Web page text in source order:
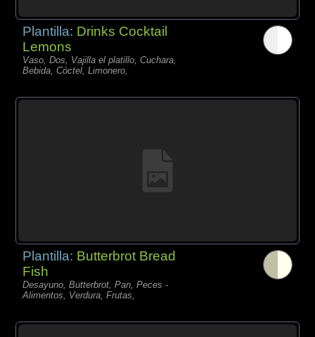
Plantilla: Drinks Cocktail
Lemons
Vaso, Dos, Vajilla el platillo, Cuchara,
Bebida, Cóctel, Limonero,
Plantilla: Butterbrot Bread
Fish
Desayuno, Butterbrot, Pan, Peces -
Alimentos, Verdura, Frutas,